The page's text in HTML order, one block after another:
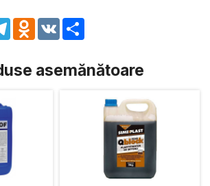
TelegramOdnoklassniki
VK
asemănătoare